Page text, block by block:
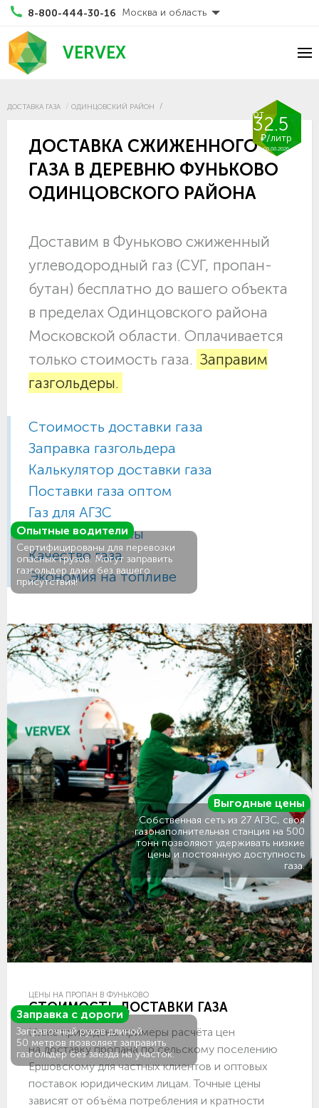
8-800-444-30-16 Москва и область
VERVEX
ДОСТАВКА ГАЗА ОДИНЦОВСКИЙ РАЙОН
от
32.5
₽/литр
08.08.2026
ДОСТАВКА СЖИЖЕННОГО
ГАЗА В ДЕРЕВНЮ ФУНЬКОВО
ОДИНЦОВСКОГО РАЙОНА
Доставим в Фуньково сжиженный
углеводородный газ (СУГ, пропан-
бутан) бесплатно до вашего объекта
в пределах Одинцовского района
Московской области. Оплачивается
только стоимость газа. Заправим
газгольдеры.
Стоимость доставки газа
Заправка газгольдера
Калькулятор доставки газа
Поставки газа оптом
Газ для АГЗС
Газовые баллоны
Качество газа
Экономия на топливе
Опытные водители
Сертифицированы для перевозки
опасных грузов. Могут заправить
газгольдер даже без вашего
присутствия!
Заправка с дороги
Заправочный рукав длиной
50 метров позволяет заправить
газгольдер без заезда на участок.
Выгодные цены
Собственная сеть из 27 АГЗС, своя
газонаполнительная станция на 500
тонн позволяют удерживать низкие
цены и постоянную доступность
газа.
ЦЕНЫ НА ПРОПАН В ФУНЬКОВО
СТОИМОСТЬ ДОСТАВКИ ГАЗА
Ниже приведены примеры расчёта цен
на доставку пропана по сельскому поселению
Ершовскому для частных клиентов и оптовых
поставок юридическим лицам. Точные цены
зависят от объёма потребления и кратности